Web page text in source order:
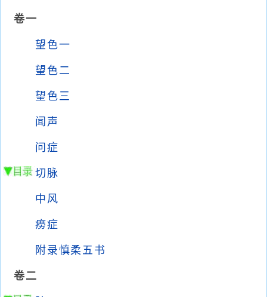
卷一
望色一
望色二
望色三
闻声
问症
切脉
中风
痨症
附录慎柔五书
卷二